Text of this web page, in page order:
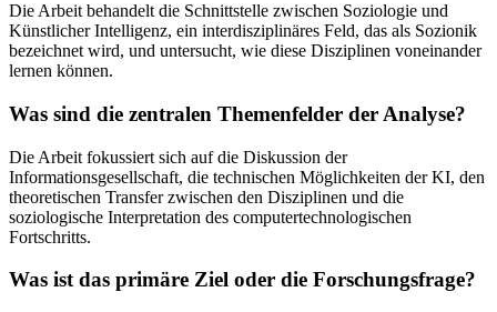
Die Arbeit behandelt die Schnittstelle zwischen Soziologie und
Künstlicher Intelligenz, ein interdisziplinäres Feld, das als Sozionik
bezeichnet wird, und untersucht, wie diese Disziplinen voneinander
lernen können.
Was sind die zentralen Themenfelder der Analyse?
Die Arbeit fokussiert sich auf die Diskussion der
Informationsgesellschaft, die technischen Möglichkeiten der KI, den
theoretischen Transfer zwischen den Disziplinen und die
soziologische Interpretation des computertechnologischen
Fortschritts.
Was ist das primäre Ziel oder die Forschungsfrage?